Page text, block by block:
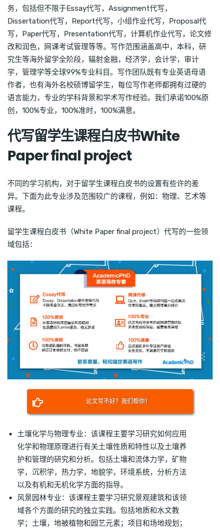
务，包括但不限于Essay代写，Assignment代写，
Dissertation代写，Report代写，小组作业代写，Proposal代
写，Paper代写，Presentation代写，计算机作业代写，论文修
改和润色，网课考试管理等等。写作范围涵盖高中，本科，研
究生等海外留学全阶段，辐射金融，经济学，会计学，审计
学，管理学等全球99%专业科目。写作团队既有专业英语母语
作者，也有海外名校硕博留学生，每位写作老师都拥有过硬的
语言能力，专业的学科背景和学术写作经验。我们承诺100%原
创，100%专业，100%准时，100%满意。
代写留学生课程白皮书White
Paper final project
不同的学习机构，对于留学生课程白皮书的设置有些许的差
异。下面为此专业涉及范围较广的课程，例如：物理、艺术等
课程。
留学生课程白皮书（White Paper final project）代写的一些领
域包括：
论文写不好？我们帮你！
土壤化学与物理专业：该课程主要学习研究如何应用
化学和物理原理进行有关土壤性质和特性以及土壤养
护和管理的研究和分析。包括土壤和流体力学，矿物
学，沉积学，热力学，地貌学，环境系统，分析方法
以及有机和无机化学方面的指导。
风景园林专业：该课程主要学习研究景观建筑和该领
域各个方面的研究的独立实践。包括地质和水文教
学；土壤，地被植物和园艺元素；项目和场地规划；